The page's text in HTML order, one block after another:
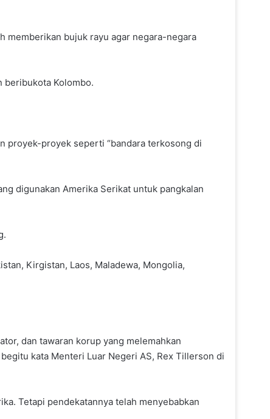
memberikan bujuk rayu agar negara-negara
beribukota Kolombo.
proyek-proyek seperti “bandara terkosong di
digunakan Amerika Serikat untuk pangkalan
Kirgistan, Laos, Maladewa, Mongolia,
dan tawaran korup yang melemahkan
kata Menteri Luar Negeri AS, Rex Tillerson di
Tetapi pendekatannya telah menyebabkan